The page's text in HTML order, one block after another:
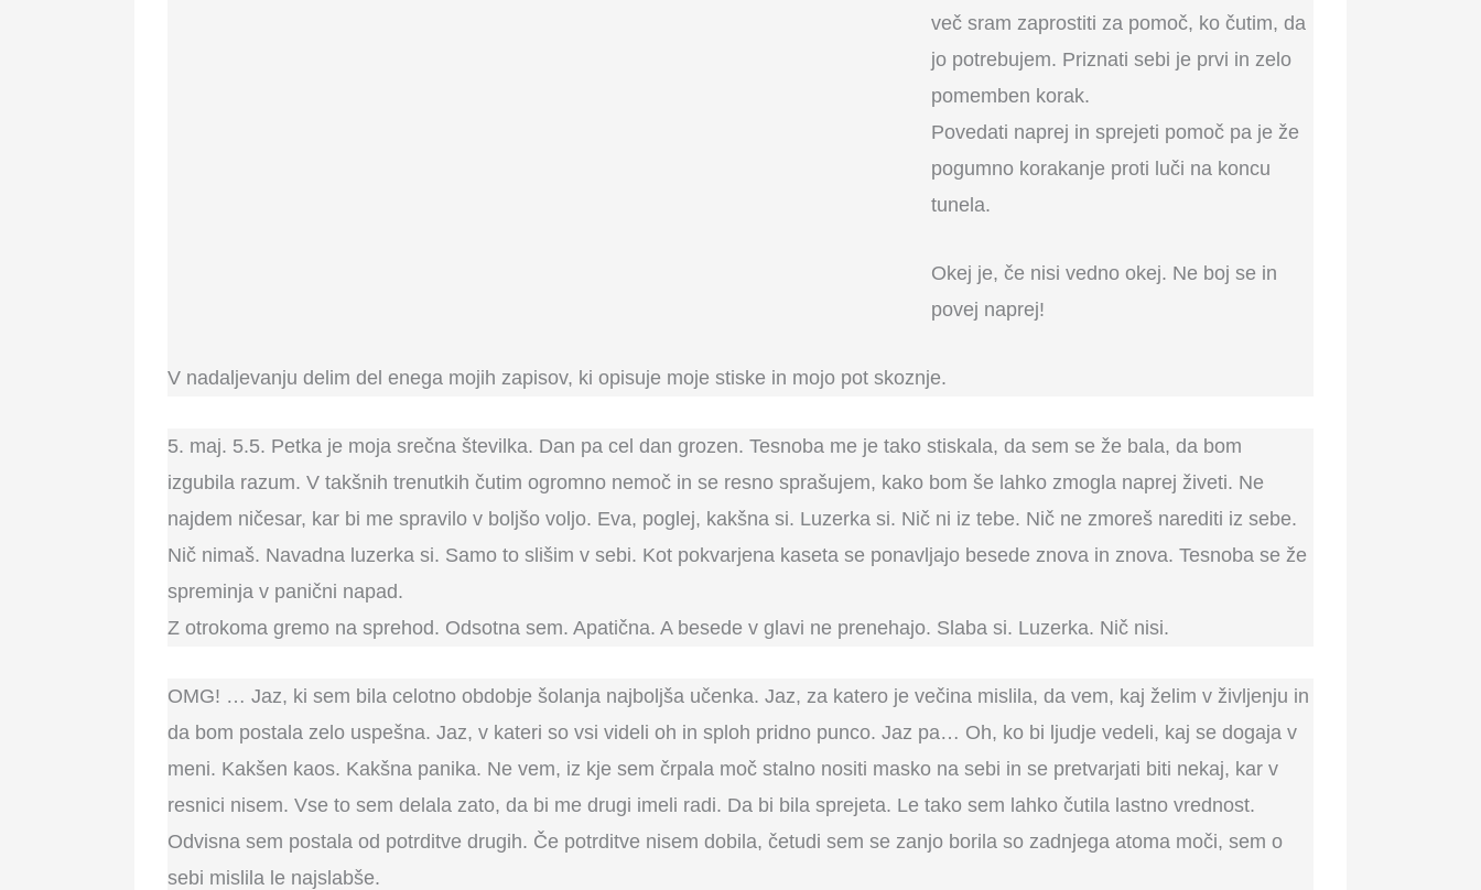
več sram zaprostiti za pomoč, ko čutim, da
jo potrebujem. Priznati sebi je prvi in zelo
pomemben korak.
Povedati naprej in sprejeti pomoč pa je že
pogumno korakanje proti luči na koncu
tunela.
Okej je, če nisi vedno okej. Ne boj se in
povej naprej!
V nadaljevanju delim del enega mojih zapisov, ki opisuje moje stiske in mojo pot skoznje.
5. maj. 5.5. Petka je moja srečna številka. Dan pa cel dan grozen. Tesnoba me je tako stiskala, da sem se že bala, da bom
izgubila razum. V takšnih trenutkih čutim ogromno nemoč in se resno sprašujem, kako bom še lahko zmogla naprej živeti. Ne
najdem ničesar, kar bi me spravilo v boljšo voljo. Eva, poglej, kakšna si. Luzerka si. Nič ni iz tebe. Nič ne zmoreš narediti iz sebe.
Nič nimaš. Navadna luzerka si. Samo to slišim v sebi. Kot pokvarjena kaseta se ponavljajo besede znova in znova. Tesnoba se že
spreminja v panični napad.
Z otrokoma gremo na sprehod. Odsotna sem. Apatična. A besede v glavi ne prenehajo. Slaba si. Luzerka. Nič nisi.
OMG! … Jaz, ki sem bila celotno obdobje šolanja najboljša učenka. Jaz, za katero je večina mislila, da vem, kaj želim v življenju in
da bom postala zelo uspešna. Jaz, v kateri so vsi videli oh in sploh pridno punco. Jaz pa… Oh, ko bi ljudje vedeli, kaj se dogaja v
meni. Kakšen kaos. Kakšna panika. Ne vem, iz kje sem črpala moč stalno nositi masko na sebi in se pretvarjati biti nekaj, kar v
resnici nisem. Vse to sem delala zato, da bi me drugi imeli radi. Da bi bila sprejeta. Le tako sem lahko čutila lastno vrednost.
Odvisna sem postala od potrditve drugih. Če potrditve nisem dobila, četudi sem se zanjo borila so zadnjega atoma moči, sem o
sebi mislila le najslabše.